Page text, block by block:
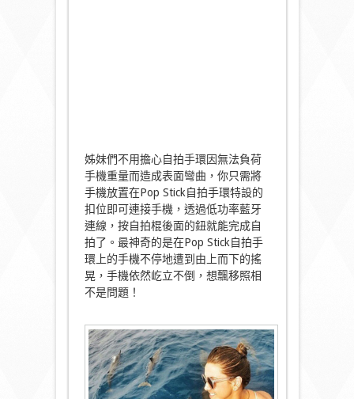
姊妹們不用擔心自拍手環因無法負荷
手機重量而造成表面彎曲，你只需將
手機放置在Pop Stick自拍手環特設的
扣位即可連接手機，透過低功率藍牙
連線，按自拍棍後面的鈕就能完成自
拍了。最神奇的是在Pop Stick自拍手
環上的手機不停地遭到由上而下的搖
晃，手機依然屹立不倒，想飄移照相
不是問題！